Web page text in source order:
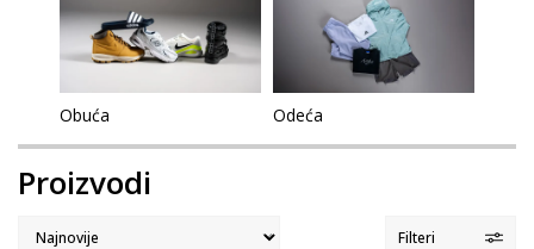
Obuća Odeća
Proizvodi
Filteri